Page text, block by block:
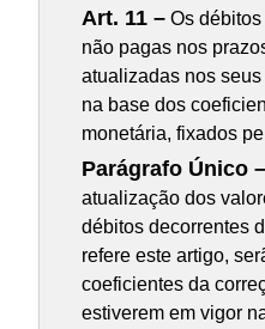
Art. 11 – Os
não pagas nos
atualizadas nos
na base dos
monetária, fixados
Parágrafo Único –
atualização dos
débitos decorrentes
refere este artigo,
coeficientes da
estiverem em vigor